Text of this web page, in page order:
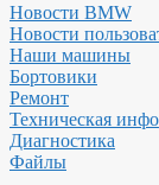
Новости BMW
Новости
Наши машины
Бортовики
Ремонт
Техническая
Диагностика
Файлы